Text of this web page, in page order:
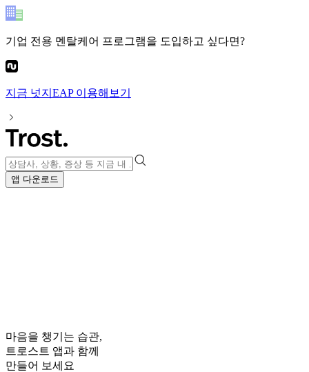
기업 전용 멘탈케어 프로그램을 도입하고 싶다면?
지금 넛지EAP이용해보기
앱 다운로드
마음을 챙기는 습관,
트로스트 앱과 함께
만들어 보세요